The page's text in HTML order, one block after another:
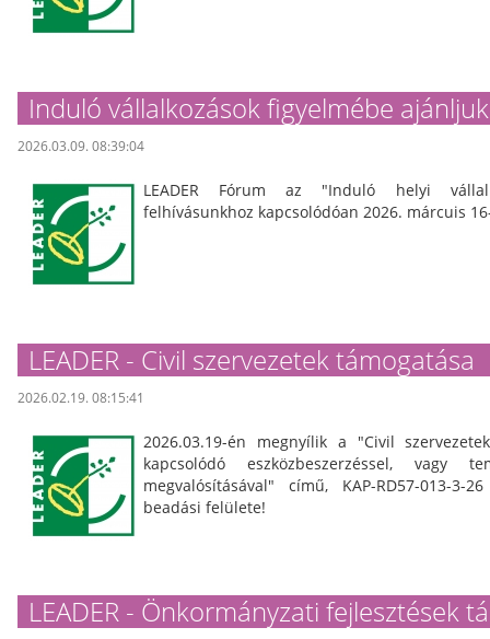
Induló vállalkozások figyelmébe
2026.03.09. 08:39:04
LEADER Fórum az "Induló helyi
felhívásunkhoz kapcsolódóan 2026. márcuis
LEADER - Civil szervezetek támogatása
2026.02.19. 08:15:41
2026.03.19-én megnyílik a "Civil
kapcsolódó eszközbeszerzéssel, vagy
megvalósításával" című, KAP-RD57-013-3-
beadási felülete!
LEADER - Önkormányzati fejlesztések